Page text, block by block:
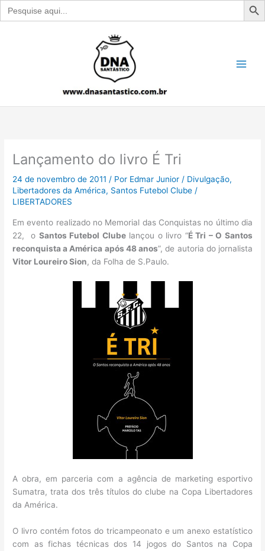
Search
for:
Lançamento do livro É Tri
24 de novembro de 2011/ Por Edmar Junior/ Divulgação,
Libertadores da América, Santos Futebol Clube /
LIBERTADORES
Em evento realizado no Memorial das Conquistas no último dia
22, o Santos Futebol Clubelançou o livro “É Tri – O Santos
reconquista a América após 48 anos”, de autoria do jornalista
Vitor Loureiro Sion, da Folha de S.Paulo.
A obra, em parceria com a agência de marketing esportivo
Sumatra, trata dos três títulos do clube na Copa Libertadores
da América.
O livro contém fotos do tricampeonato e um anexo estatístico
com as fichas técnicas dos 14 jogos do Santos na Copa